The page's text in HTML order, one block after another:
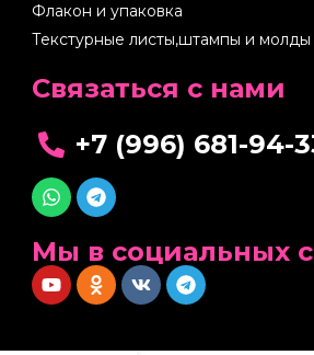
Флакон и упаковка
Текстурные листы,штампы и молды
Cвязаться с нами
+7 (996) 681-94-
Мы в социальных